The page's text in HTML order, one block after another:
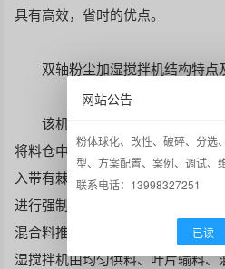
具有高效，省时的优点。
双轴粉尘加湿搅拌机结构特点
该机整体固定在一支架上，当
将料仓中粉尘均匀输入主机内，
入带有棘轮的混料筒内，通过高
进行强制混合，在搅拌打散的过
混合料推向出料口，达到解决二
湿搅拌机由均匀供料、叶片输料、
网站公告
粉体球化、改性、破碎、分选
型、方案配置、案例、调试、
联系电话：13998327251
已读